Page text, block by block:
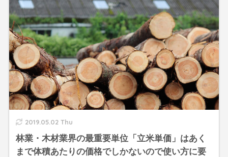
2019.05.02 Thu
林業・木材業界の最重要単位「立米単価」はあく
まで体積あたりの価格でしかないので使い方に要